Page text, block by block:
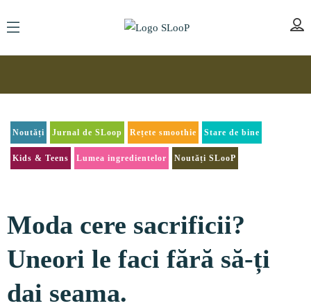
Noutăți Jurnal de SLoop Rețete smoothie Stare de bine
Kids & Teens Lumea ingredientelor Noutăți SLooP
Moda cere sacrificii?
Uneori le faci fără să-ți
dai seama.